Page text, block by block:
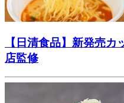
【日清食品】新発売
店監修